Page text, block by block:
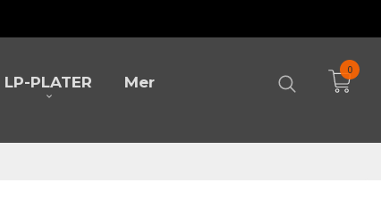
LP-PLATER Mer
0